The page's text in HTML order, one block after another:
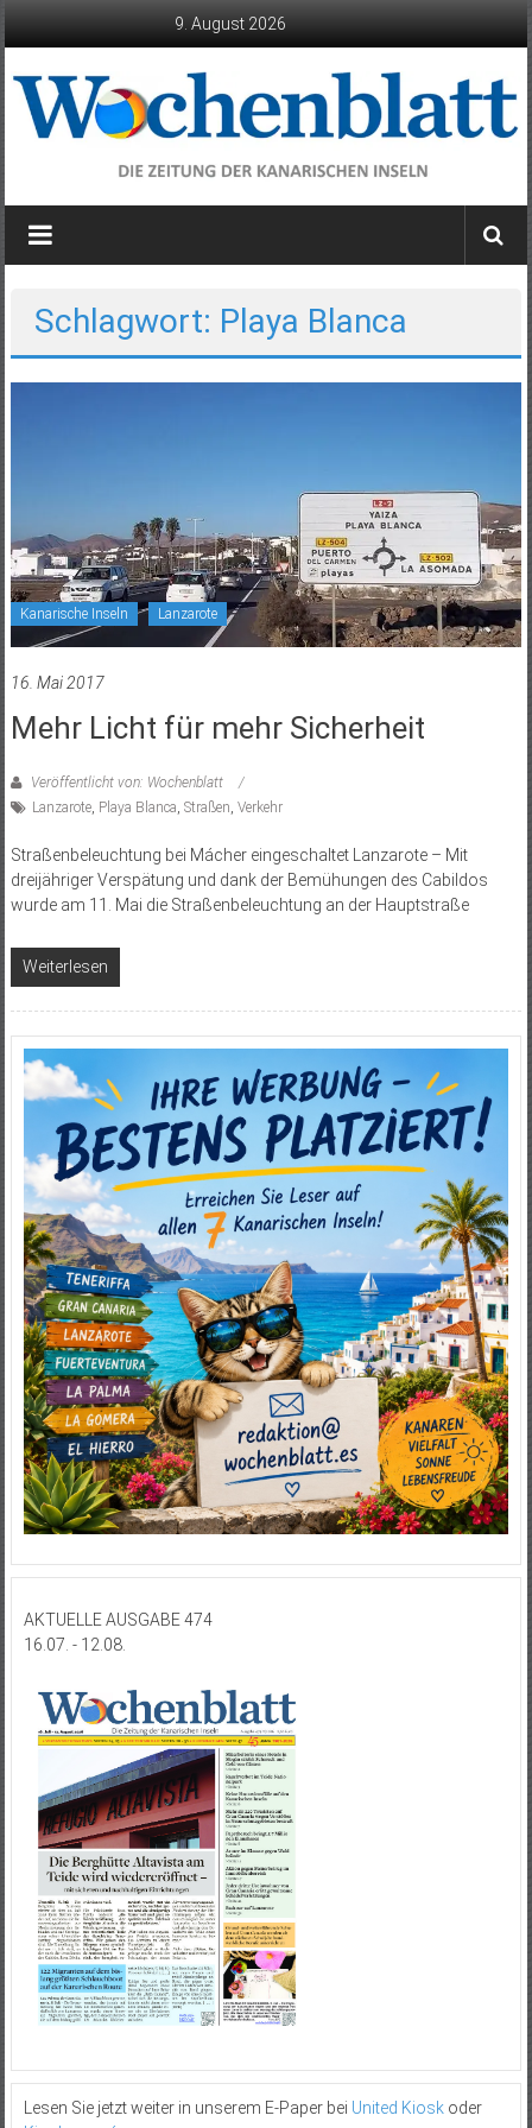
9. August 2026
Wochenblatt
die
Kanarischen
Inseln
Schlagwort: Playa Blanca
Kanarische Inseln Lanzarote
16. Mai 2017
Mehr Licht für mehr Sicherheit
Veröffentlicht von: Wochenblatt
Lanzarote, Playa Blanca, Straßen, Verkehr
Straßenbeleuchtung bei Mácher eingeschaltet Lanzarote – Mit
dreijähriger Verspätung und dank der Bemühungen des Cabildos
wurde am 11. Mai die Straßenbeleuchtung an der Hauptstraße
Weiterlesen
AKTUELLE AUSGABE 474
16.07. - 12.08.
Lesen Sie jetzt weiter in unserem E-Paper bei United Kioskoder